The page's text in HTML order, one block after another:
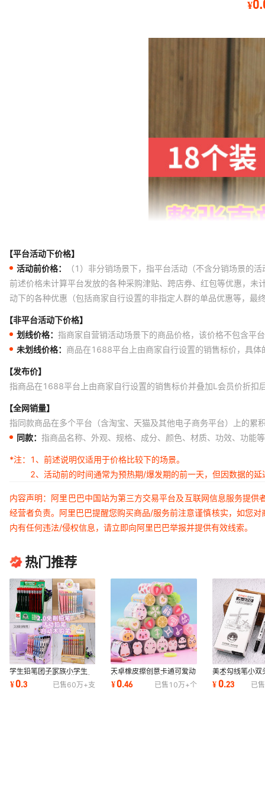
【平台活动下价格】
活动前价格：
（1）非分销场景下，指平台活动（不含分销场景的
前述价格未计算平台发放的各种采购津贴、跨店券、红包等优惠，
动下的各种优惠（包括商家自行设置的非指定人群的单品优惠等，
【非平台活动下价格】
划线价格： 指商家自营销活动场景下的商品价格，该价格不包含平
未划线价格： 商品在1688平台上由商家自行设置的销售标价，具
【发布价】
指商品在1688平台上由商家自行设置的销售标价并叠加L会员价折扣
【全网销量】
指同款商品在多个平台（含淘宝、天猫及其他电子商务平台）上的累
同款： 指商品名称、外观、规格、成分、颜色、材质、功效、功能
*注：
1、前述说明仅适用于价格比较下的场景。
2、活动前的时间通常为预热期/爆发期的前一天，但因数据的
内容声明：阿里巴巴中国站为第三方交易平台及互联网信息服务提
经营者负责。阿里巴巴提醒您购买商品/服务前注意谨慎核实，如您
内有任何违法/侵权信息，请立即向阿里巴巴举报并提供有效线索。
热门推荐
学生铅笔团子家族小学生
2.0自动铅笔粗铅芯学生奖
品铅笔文具批发
¥0.3 已售60万+支
天卓橡皮擦创意卡通可爱动
物水果2B4b美术无碎屑橡
皮小学生礼品
¥0.46 已售 10万+个
美术勾线笔小双
记号笔学生绘
画画描边描线
¥0.23 已售